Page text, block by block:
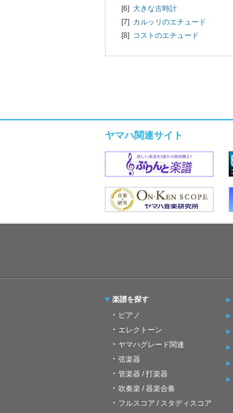
[6] 大きな古時計
[7] カルッリのエチュード
[8] コストのエチュード
ヤマハ関連サイト
楽譜を探す
ピアノ
エレクトーン
ヤマハグレード関連
弦楽器
管楽器 / 打楽器
吹奏楽 / 器楽合奏
フルスコア / スタディスコア